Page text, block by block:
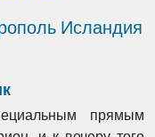
Исландия
прямым